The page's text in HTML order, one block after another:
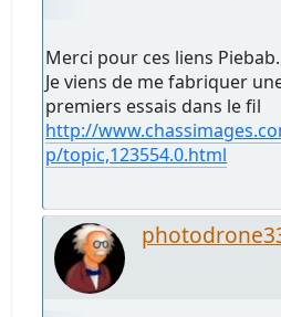
Merci pour ces liens Piebab.
Je viens de me fabriquer
premiers essais dans le fil
http://
p/topic,123554.0.html